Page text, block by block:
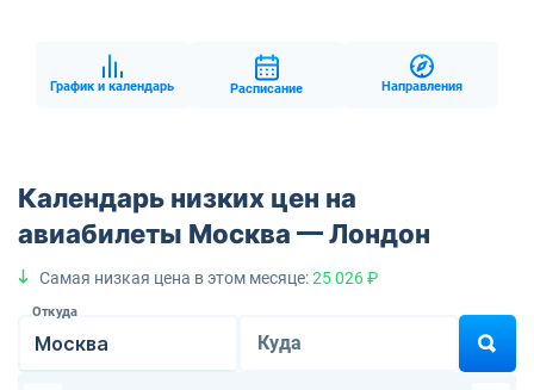
График и календарь Расписание Направления
Календарь низких цен на
авиабилеты Москва — Лондон
Самая низкая цена в этом месяце:25 026 ₽
Откуда
Куда